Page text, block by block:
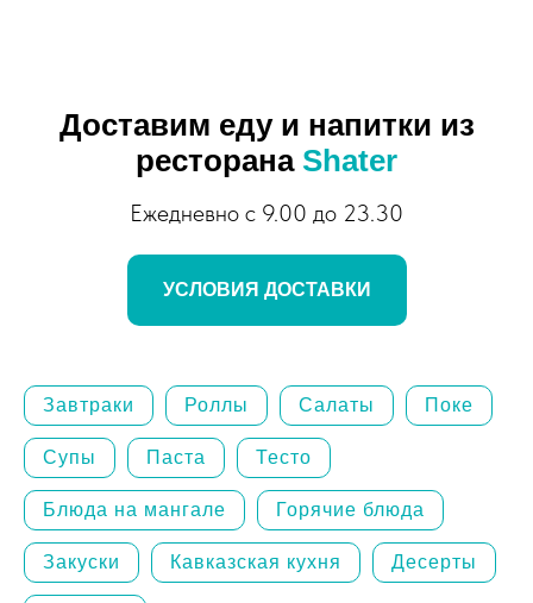
Доставим еду и напитки из
ресторана Shater
Ежедневно с 9.00 до 23.30
УСЛОВИЯ ДОСТАВКИ
Завтраки Роллы Салаты Поке
Супы Паста Тесто
Блюда на мангале Горячие блюда
Закуски Кавказская кухня Десерты